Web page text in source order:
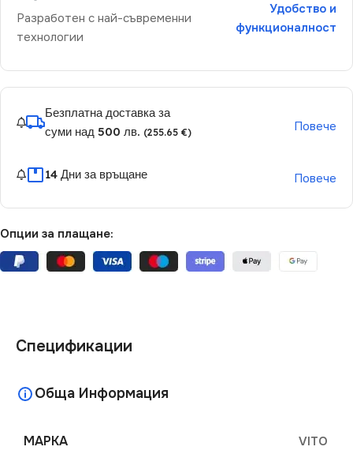
Разработен с най-съвременни
технологии
Удобство и
функционалност
Безплатна доставка за
суми над 500 лв. (255.65 €) Повече
14 Дни за връщане Повече
Опции за плащане:
Спецификации
Обща Информация
МАРКА VITO